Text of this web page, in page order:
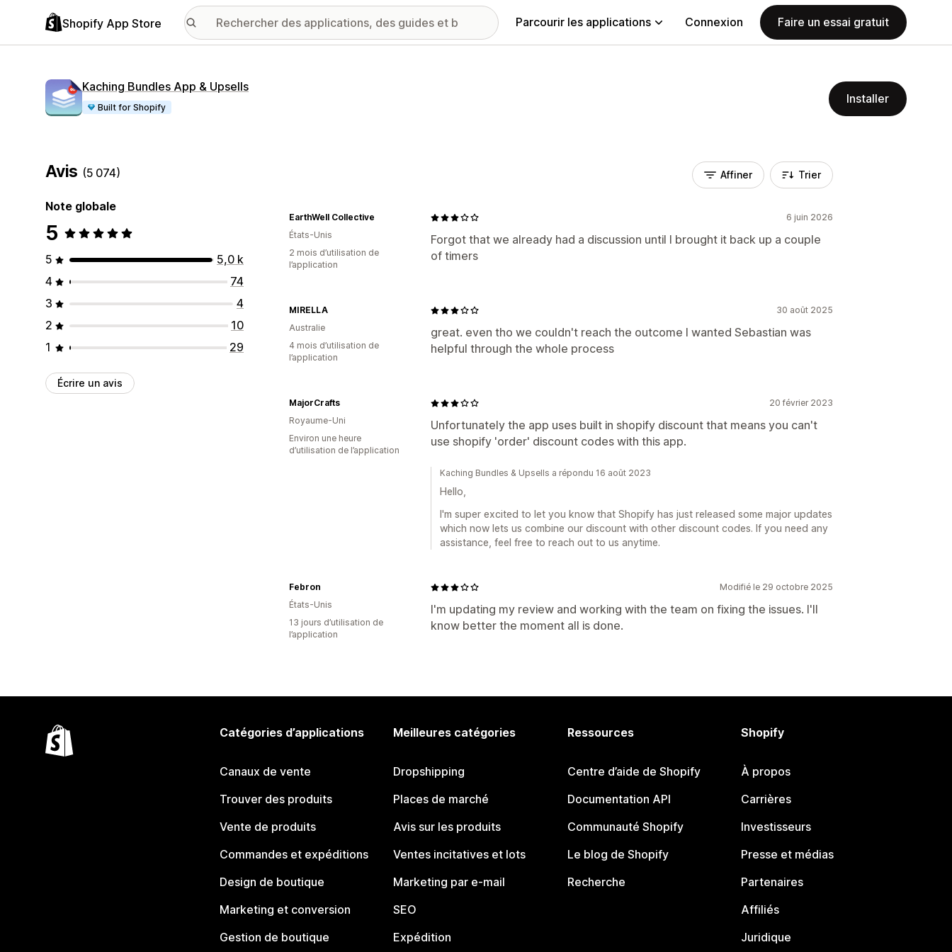
Shopify App Store Parcourir les applications Connexion Faire un essai gratuit
Kaching Bundles App & Upsells
Built for Shopify
Installer
Avis (5 074)
Note globale
5
5
5,0 k
4
74
3
4
2
10
1
29
Écrire un avis
Affiner Trier
6 juin 2026
Forgot that we already had a discussion until I brought it back up a couple
of timers
EarthWell Collective
États-Unis
2 mois d’utilisation de
l’application
30 août 2025
great. even tho we couldn't reach the outcome I wanted Sebastian was
helpful through the whole process
MIRELLA
Australie
4 mois d’utilisation de
l’application
20 février 2023
Unfortunately the app uses built in shopify discount that means you can't
use shopify 'order' discount codes with this app.
MajorCrafts
Royaume-Uni
Environ une heure
d’utilisation de l’application
Kaching Bundles & Upsells a répondu 16 août 2023
Hello,
I'm super excited to let you know that Shopify has just released some major updates
which now lets us combine our discount with other discount codes. If you need any
assistance, feel free to reach out to us anytime.
Modifié le 29 octobre 2025
I'm updating my review and working with the team on fixing the issues. I'll
know better the moment all is done.
Febron
États-Unis
13 jours d’utilisation de
l’application
Catégories d’applications
Canaux de vente
Trouver des produits
Vente de produits
Commandes et expéditions
Design de boutique
Marketing et conversion
Gestion de boutique
Meilleures catégories
Dropshipping
Places de marché
Avis sur les produits
Ventes incitatives et lots
Marketing par e-mail
SEO
Expédition
Ressources
Centre d’aide de Shopify
Documentation API
Communauté Shopify
Le blog de Shopify
Recherche
Shopify
À propos
Carrières
Investisseurs
Presse et médias
Partenaires
Affiliés
Juridique